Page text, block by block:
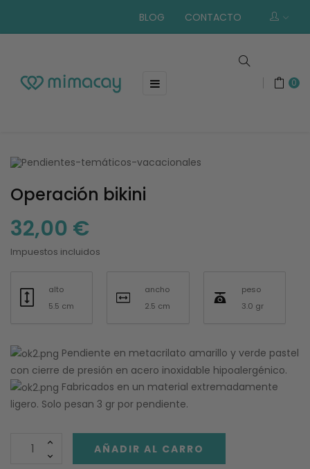
BLOG CONTACTO
Navegación
☰ 0
Operación bikini
32,00 €
Impuestos incluidos
alto
5.5 cm
ancho
2.5 cm
peso
3.0 gr
Pendiente en metacrilato amarillo y verde pastel
con cierre de presión en acero inoxidable hipoalergénico.
Fabricados en un material extremadamente
ligero. Solo pesan 3 gr por pendiente.
AÑADIR AL CARRO